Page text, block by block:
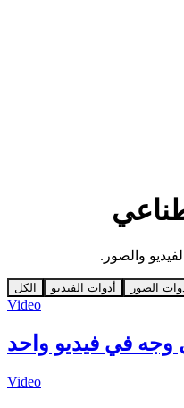
والصور.
الكل أدوات الفيديو الصور
Video
وجه في فيديو واحد
Video